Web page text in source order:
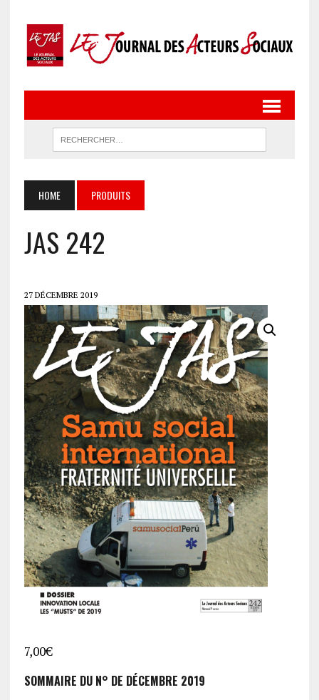
HOME PRODUITS
JAS 242
27 DÉCEMBRE 2019
7,00€
SOMMAIRE DU N° DE DÉCEMBRE 2019